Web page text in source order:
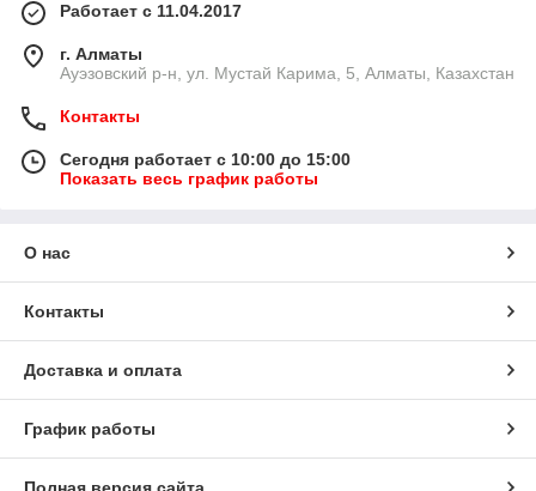
Работает с 11.04.2017
г. Алматы
​Ауэзовский р-н, ул. Мустай Карима, 5, Алматы, Казахстан
Контакты
Сегодня работает с 10:00 до 15:00
Показать весь график работы
О нас
Контакты
Доставка и оплата
График работы